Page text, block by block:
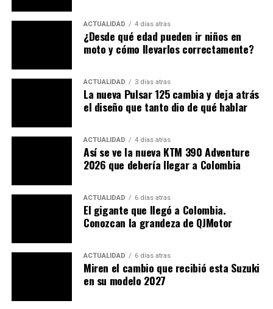
ACTUALIDAD 4 días atras
¿Desde qué edad pueden ir niños en
moto y cómo llevarlos correctamente?
ACTUALIDAD 3 días atras
La nueva Pulsar 125 cambia y deja atrás
el diseño que tanto dio de qué hablar
ACTUALIDAD 4 días atras
Así se ve la nueva KTM 390 Adventure
2026 que debería llegar a Colombia
ACTUALIDAD 6 días atras
El gigante que llegó a Colombia.
Conozcan la grandeza de QJMotor
ACTUALIDAD 6 días atras
Miren el cambio que recibió esta Suzuki
en su modelo 2027